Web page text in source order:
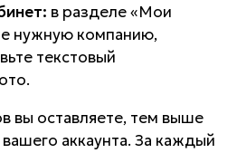
в разделе «Мои
нужную компанию,
текстовый
вы оставляете, тем выше
аккаунта. За каждый